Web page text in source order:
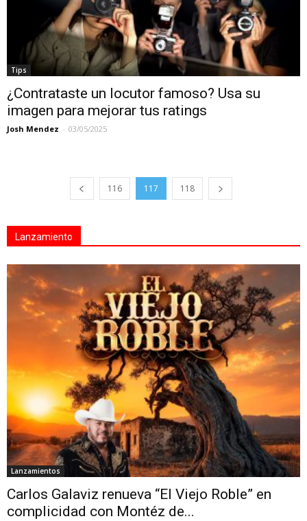
Tips
¿Contrataste un locutor famoso? Usa su
imagen para mejorar tus ratings
Josh Mendez - 03/05/2025
116 117 118
Lanzamiento
Lanzamientos
Carlos Galaviz renueva “El Viejo Roble” en
complicidad con Montéz de...